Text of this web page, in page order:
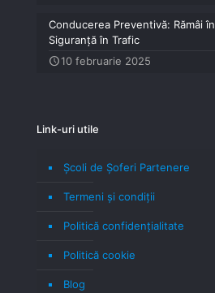
Conducerea Preventivă: Rămâi în
Siguranță în Trafic
10 februarie 2025
Link-uri utile
Școli de Șoferi Partenere
Termeni şi condiţii
Politică confidenţialitate
Politică cookie
Blog